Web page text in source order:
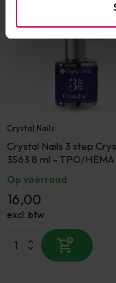
Crystal Nails
Crystal Nails 3 step
3S63 8 ml - TPO/HEMA
Op voorraad
16,00
excl. btw